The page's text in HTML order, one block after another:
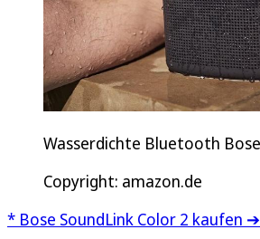
Wasserdichte Bluetooth
Copyright: amazon.de
* Bose SoundLink Color 2 kaufen ➔